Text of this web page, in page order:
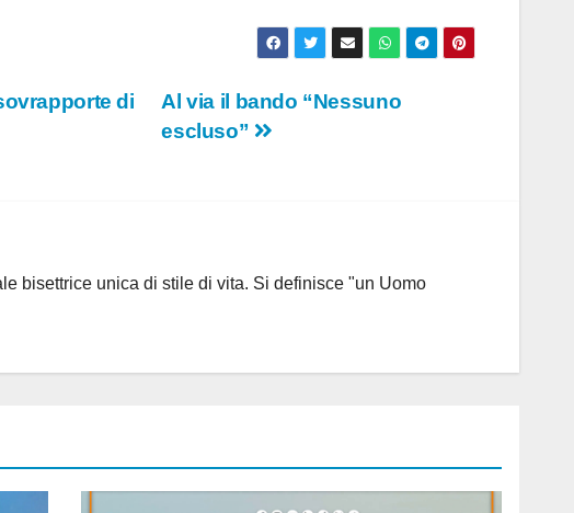
Al via il bando “Nessuno
escluso”
di
bisettrice unica di stile di vita. Si definisce "un Uomo